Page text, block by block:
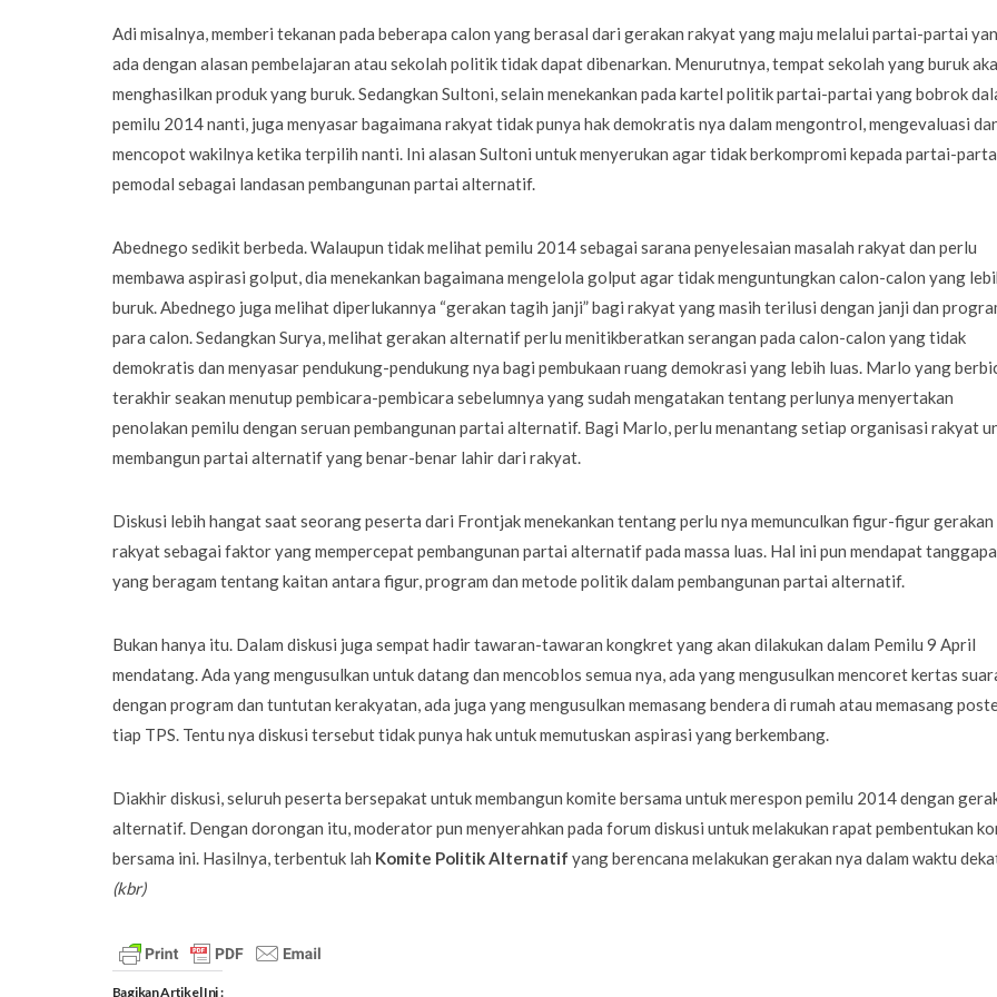
Adi misalnya, memberi tekanan pada beberapa calon yang berasal dari gerakan rakyat yang maju melalui partai-partai
ada dengan alasan pembelajaran atau sekolah politik tidak dapat dibenarkan. Menurutnya, tempat sekolah yang buruk
menghasilkan produk yang buruk. Sedangkan Sultoni, selain menekankan pada kartel politik partai-partai yang bobrok
pemilu 2014 nanti, juga menyasar bagaimana rakyat tidak punya hak demokratis nya dalam mengontrol, mengevaluasi
mencopot wakilnya ketika terpilih nanti. Ini alasan Sultoni untuk menyerukan agar tidak berkompromi kepada partai-
pemodal sebagai landasan pembangunan partai alternatif.
Abednego sedikit berbeda. Walaupun tidak melihat pemilu 2014 sebagai sarana penyelesaian masalah rakyat dan perlu
membawa aspirasi golput, dia menekankan bagaimana mengelola golput agar tidak menguntungkan calon-calon yang
buruk. Abednego juga melihat diperlukannya “gerakan tagih janji” bagi rakyat yang masih terilusi dengan janji dan
para calon. Sedangkan Surya, melihat gerakan alternatif perlu menitikberatkan serangan pada calon-calon yang tidak
demokratis dan menyasar pendukung-pendukung nya bagi pembukaan ruang demokrasi yang lebih luas. Marlo yang
terakhir seakan menutup pembicara-pembicara sebelumnya yang sudah mengatakan tentang perlunya menyertakan
penolakan pemilu dengan seruan pembangunan partai alternatif. Bagi Marlo, perlu menantang setiap organisasi rakyat
membangun partai alternatif yang benar-benar lahir dari rakyat.
Diskusi lebih hangat saat seorang peserta dari Frontjak menekankan tentang perlu nya memunculkan figur-figur gerakan
rakyat sebagai faktor yang mempercepat pembangunan partai alternatif pada massa luas. Hal ini pun mendapat
yang beragam tentang kaitan antara figur, program dan metode politik dalam pembangunan partai alternatif.
Bukan hanya itu. Dalam diskusi juga sempat hadir tawaran-tawaran kongkret yang akan dilakukan dalam Pemilu 9 April
mendatang. Ada yang mengusulkan untuk datang dan mencoblos semua nya, ada yang mengusulkan mencoret kertas
dengan program dan tuntutan kerakyatan, ada juga yang mengusulkan memasang bendera di rumah atau memasang
tiap TPS. Tentu nya diskusi tersebut tidak punya hak untuk memutuskan aspirasi yang berkembang.
Diakhir diskusi, seluruh peserta bersepakat untuk membangun komite bersama untuk merespon pemilu 2014 dengan
alternatif. Dengan dorongan itu, moderator pun menyerahkan pada forum diskusi untuk melakukan rapat pembentukan
bersama ini. Hasilnya, terbentuk lah Komite Politik Alternatif yang berencana melakukan gerakan nya dalam waktu
(kbr)
Bagikan Artikel Ini :